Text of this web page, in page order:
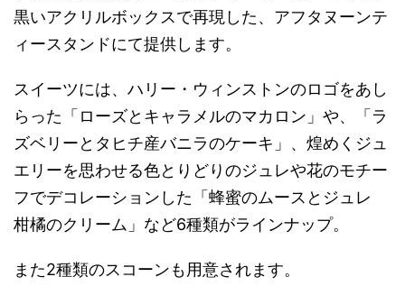
黒いアクリルボックスで再現した、アフタヌーンテ
ィースタンドにて提供します。
スイーツには、ハリー・ウィンストンのロゴをあし
らった「ローズとキャラメルのマカロン」や、「ラ
ズベリーとタヒチ産バニラのケーキ」、煌めくジュ
エリーを思わせる色とりどりのジュレや花のモチー
フでデコレーションした「蜂蜜のムースとジュレ
柑橘のクリーム」など6種類がラインナップ。
また2種類のスコーンも用意されます。